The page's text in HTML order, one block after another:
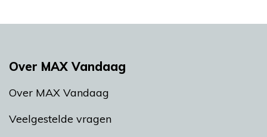
Over MAX Vandaag
Over MAX Vandaag
Veelgestelde vragen